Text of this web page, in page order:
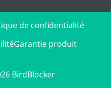
de confidentialité
Garantie produit
BirdBlocker